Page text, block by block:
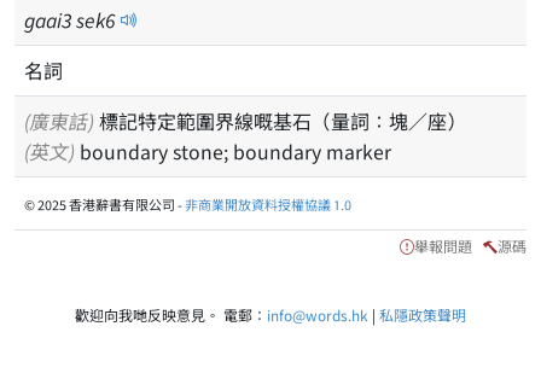
gaai3sek6
名詞
(廣東話) 標記特定範圍界線嘅基石（量詞：塊／座）
(英文) boundary stone; boundary marker
© 2025 香港辭書有限公司 -非商業開放資料授權協議 1.0
舉報問題 源碼
歡迎向我哋反映意見。 電郵： info@words.hk | 私隱政策聲明